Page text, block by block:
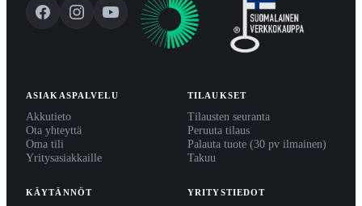
ASIAKASPALVELU
Akkutieto
Ota yhteyttä
Oma tili
Yritysasiakkaille
TILAUKSET
Tilausten seuranta
Peruuta tilaus
Palauta tuote (30 pv ilmainen)
Takuu
KÄYTÄNNÖT YRITYSTIEDOT